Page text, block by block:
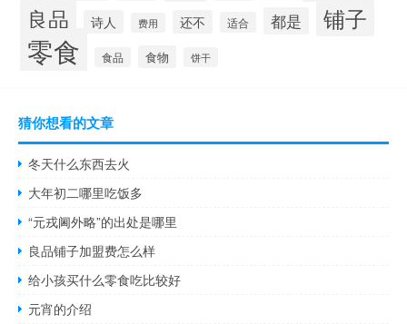
良品 诗人 费用 还不 适合 都是 铺子
零食 食品 食物 饼干
猜你想看的文章
冬天什么东西去火
大年初二哪里吃饭多
“元戎阃外略”的出处是哪里
良品铺子加盟费怎么样
给小孩买什么零食吃比较好
元宵的介绍